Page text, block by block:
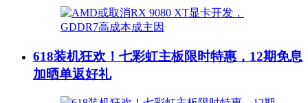
618装机狂欢！七彩虹主板限时特惠，12期免息
加晒单返好礼